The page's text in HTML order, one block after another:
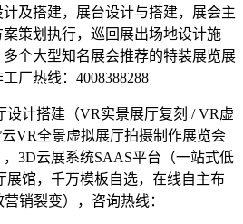
及搭建，展台设计与搭建，展会主
策划执行，巡回展出场地设计施
个大型知名展会推荐的特装展览展
厂热线：4008388288
设计搭建（VR实景展厅复刻 / VR虚
VR全景虚拟展厅拍摄制作展览会
3D云展系统SAAS平台（一站式低
展馆，千万模板自选，在线自主布
销裂变），咨询热线：